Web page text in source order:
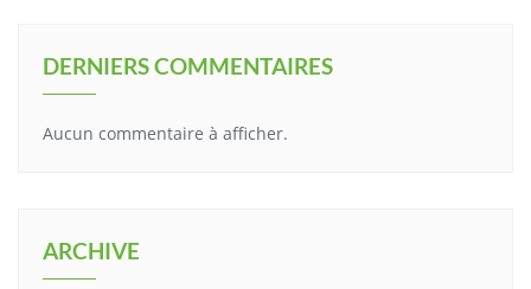
DERNIERS COMMENTAIRES
Aucun commentaire à afficher.
ARCHIVE